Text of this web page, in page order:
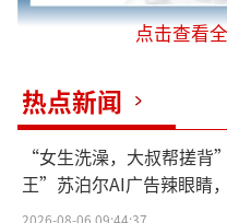
风波主角是东
权。这位研究生毕
口相声，近日以“
点击查看
热点新闻
“女生洗澡，大叔帮搓
王”苏泊尔AI广告辣眼睛
2026-08-06 09:44:37